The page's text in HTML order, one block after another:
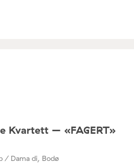
Kvartett – «FAGERT»
/ Dama di, Bodø